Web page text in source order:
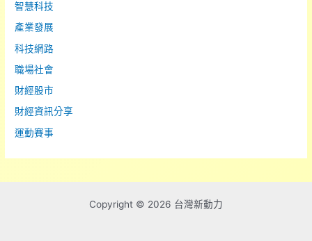
智慧科技
產業發展
科技網路
職場社會
財經股市
財經資訊分享
運動賽事
Copyright © 2026 台灣新動力